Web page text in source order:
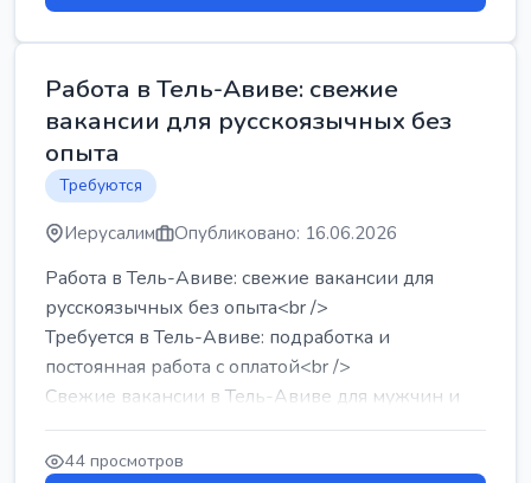
Работа в Тель-Авиве: свежие
вакансии для русскоязычных без
опыта
Требуются
Иерусалим Опубликовано: 16.06.2026
Работа в Тель-Авиве: свежие вакансии для
русскоязычных без опыта<br />
Требуется в Тель-Авиве: подработка и
постоянная работа с оплатой<br />
Свежие вакансии в Тель-Авиве для мужчин и
женщин от хозя...
44 просмотров